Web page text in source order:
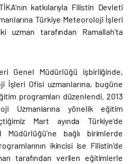
katkılarıyla Filistin Devleti
Türkiye Meteoroloji İşleri
uzman tarafından Ramallah’ta
Genel Müdürlüğü işbirliğinde,
İşleri Ofisi uzmanlarına, bugüne
programları düzenlendi. 2013
Uzmanlarına yönelik eğitim
Mart ayında Türkiye’de
bağlı birimlerde
ikincisi ise Filistin’de
tarafından verilen eğitimlerle